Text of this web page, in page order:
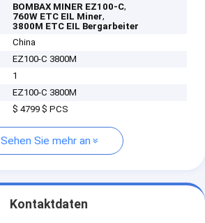
BOMBAX MINER EZ100-C,
760W ETC EIL Miner,
3800M ETC EIL Bergarbeiter
China
EZ100-C 3800M
1
EZ100-C 3800M
$ 4799 $ PCS
Sehen Sie mehr an
Kontaktdaten